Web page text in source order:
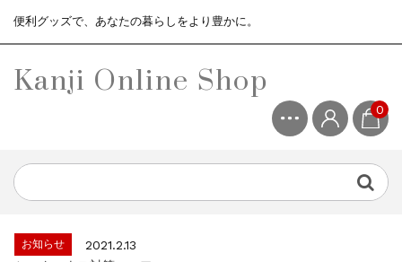
便利グッズで、あなたの暮らしをより豊かに。
Kanji Online Shop 0
シックハウス対策エコファ...
お知らせ
2021.4.13
お知らせ
2021.2.13